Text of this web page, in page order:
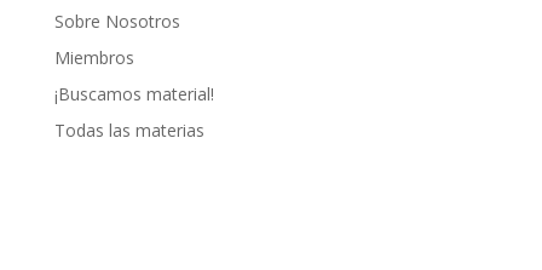
Sobre Nosotros
Miembros
¡Buscamos material!
Todas las materias